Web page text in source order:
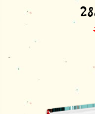
Поточна